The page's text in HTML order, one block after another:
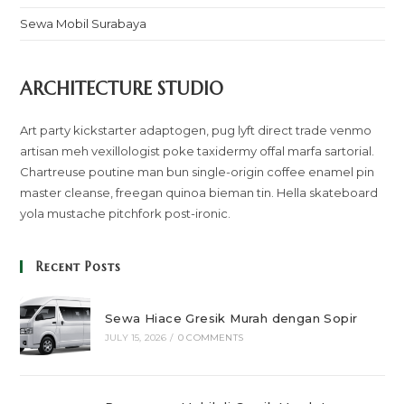
Sewa Mobil Surabaya
ARCHITECTURE STUDIO
Art party kickstarter adaptogen, pug lyft direct trade venmo
artisan meh vexillologist poke taxidermy offal marfa sartorial.
Chartreuse poutine man bun single-origin coffee enamel pin
master cleanse, freegan quinoa bieman tin. Hella skateboard
yola mustache pitchfork post-ironic.
Recent Posts
Sewa Hiace Gresik Murah dengan Sopir
JULY 15, 2026 / 0 COMMENTS